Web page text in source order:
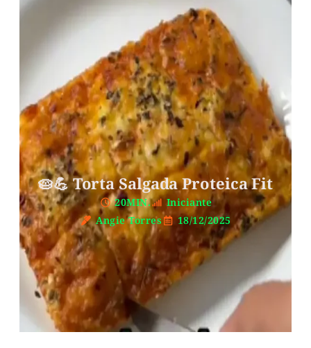
🥧💪 Torta Salgada Proteica Fit
20MIN.
Iniciante
Angie Torres
18/12/2025